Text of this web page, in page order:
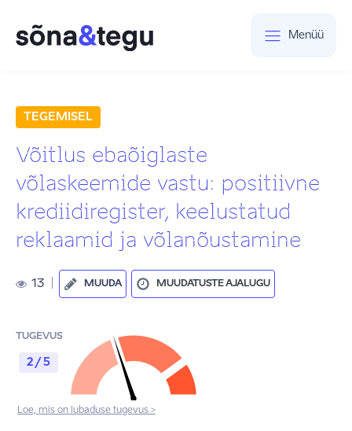
Menüü
TEGEMISEL
Võitlus ebaõiglaste
võlaskeemide vastu: positiivne
krediidiregister, keelustatud
reklaamid ja võlanõustamine
13 MUUDA MUUDATUSTE AJALUGU
TUGEVUS
2 / 5
Loe, mis on lubaduse tugevus >